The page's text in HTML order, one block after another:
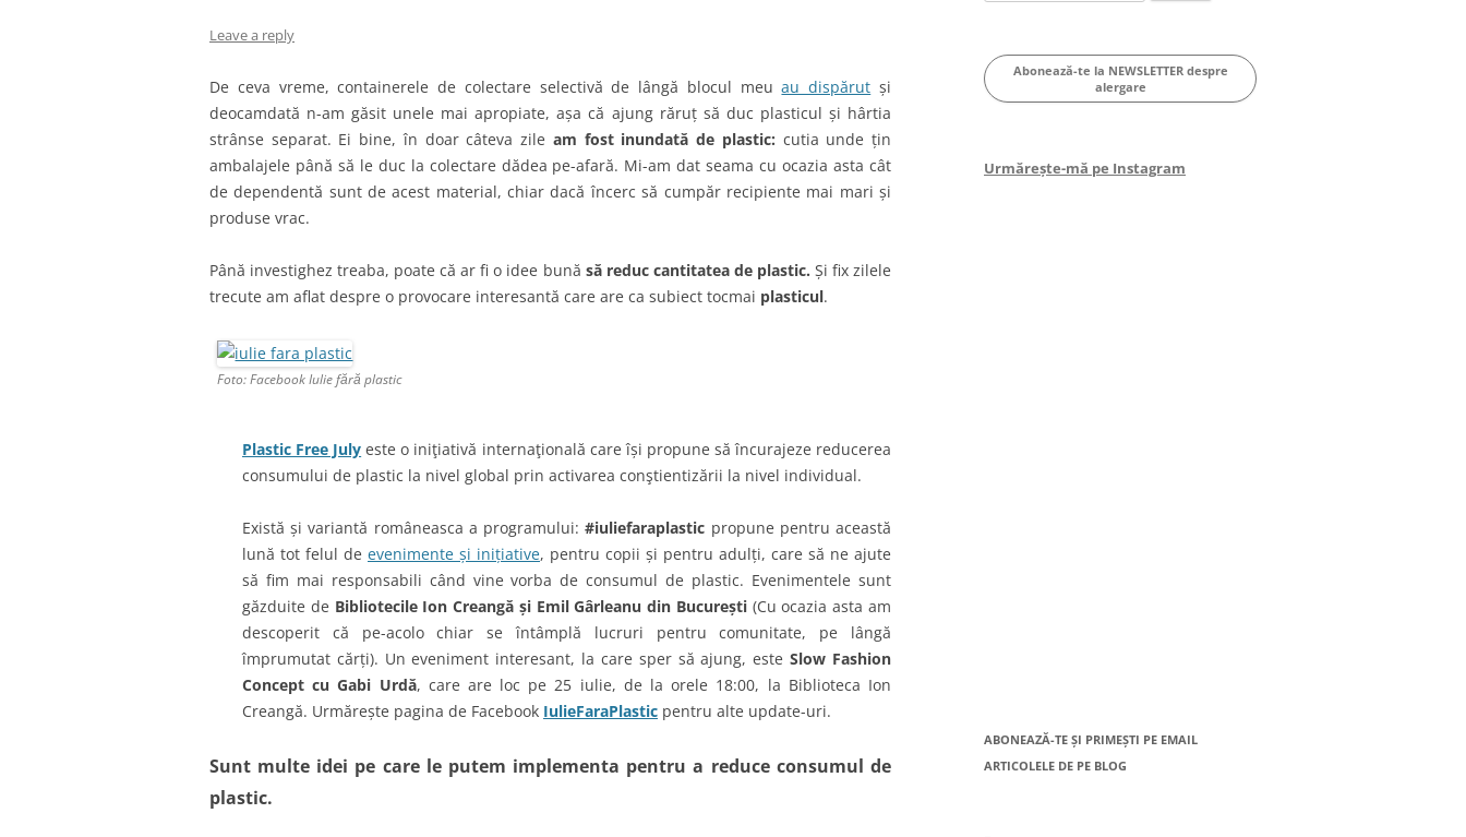
Leave a reply
De ceva vreme, containerele de colectare selectivă de lângă blocul meuau dispărut și
deocamdată n-am găsit unele mai apropiate, așa că ajung răruț să duc plasticul și hârtia
strânse separat. Ei bine, în doar câteva zile am fost inundată de plastic: cutia unde țin
ambalajele până să le duc la colectare dădea pe-afară. Mi-am dat seama cu ocazia asta cât
de dependentă sunt de acest material, chiar dacă încerc să cumpăr recipiente mai mari și
produse vrac.
Până investighez treaba, poate că ar fi o idee bună să reduc cantitatea de plastic. Și fix zilele
trecute am aflat despre o provocare interesantă care are ca subiect tocmai plasticul.
Foto: Facebook Iulie fără plastic
Plastic Free July este o iniţiativă internaţională care își propune să încurajeze reducerea
consumului de plastic la nivel global prin activarea conştientizării la nivel individual.
Există și variantă româneasca a programului:#iuliefaraplastic propune pentru această
lună tot felul de evenimente și inițiative, pentru copii și pentru adulți, care să ne ajute
să fim mai responsabili când vine vorba de consumul de plastic. Evenimentele sunt
găzduite de Bibliotecile Ion Creangă și Emil Gârleanu din București (Cu ocazia asta am
descoperit că pe-acolo chiar se întâmplă lucruri pentru comunitate, pe lângă
împrumutat cărți). Un eveniment interesant, la care sper să ajung, esteSlow Fashion
Concept cu Gabi Urdă, care are loc pe 25 iulie, de la orele 18:00, la Biblioteca Ion
Creangă. Urmărește pagina de Facebook IulieFaraPlastic pentru alte update-uri.
Sunt multe idei pe care le putem implementa pentru a reduce consumul de
plastic.
for:
Abonează-te la NEWSLETTER despre
alergare
Urmărește-mă pe Instagram
ABONEAZĂ-TE ȘI PRIMEȘTI PE EMAIL
ARTICOLELE DE PE BLOG